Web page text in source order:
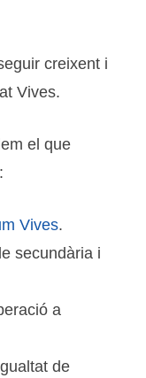
creixent i
Vives.
el que
Vives.
secundària i
a
de